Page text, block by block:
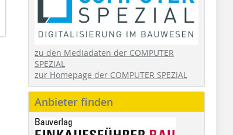
zu den Mediadaten der COMPUTER
SPEZIAL
zur Homepage der COMPUTER SPEZIAL
Anbieter finden